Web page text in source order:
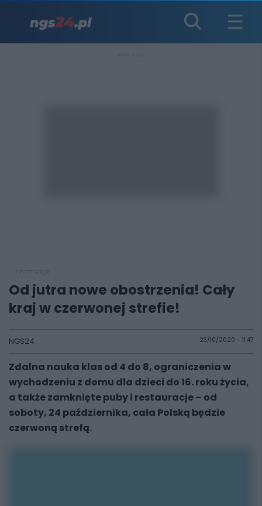
Od jutra nowe obostrzenia! Cały
kraj w czerwonej strefie!
NGS24 23/10/2020 - 11:47
Zdalna nauka klas od 4 do 8, ograniczenia w
wychodzeniu z domu dla dzieci do 16. roku życia,
a także zamknięte puby i restauracje – od
soboty, 24 października, cała Polską będzie
czerwoną strefą.